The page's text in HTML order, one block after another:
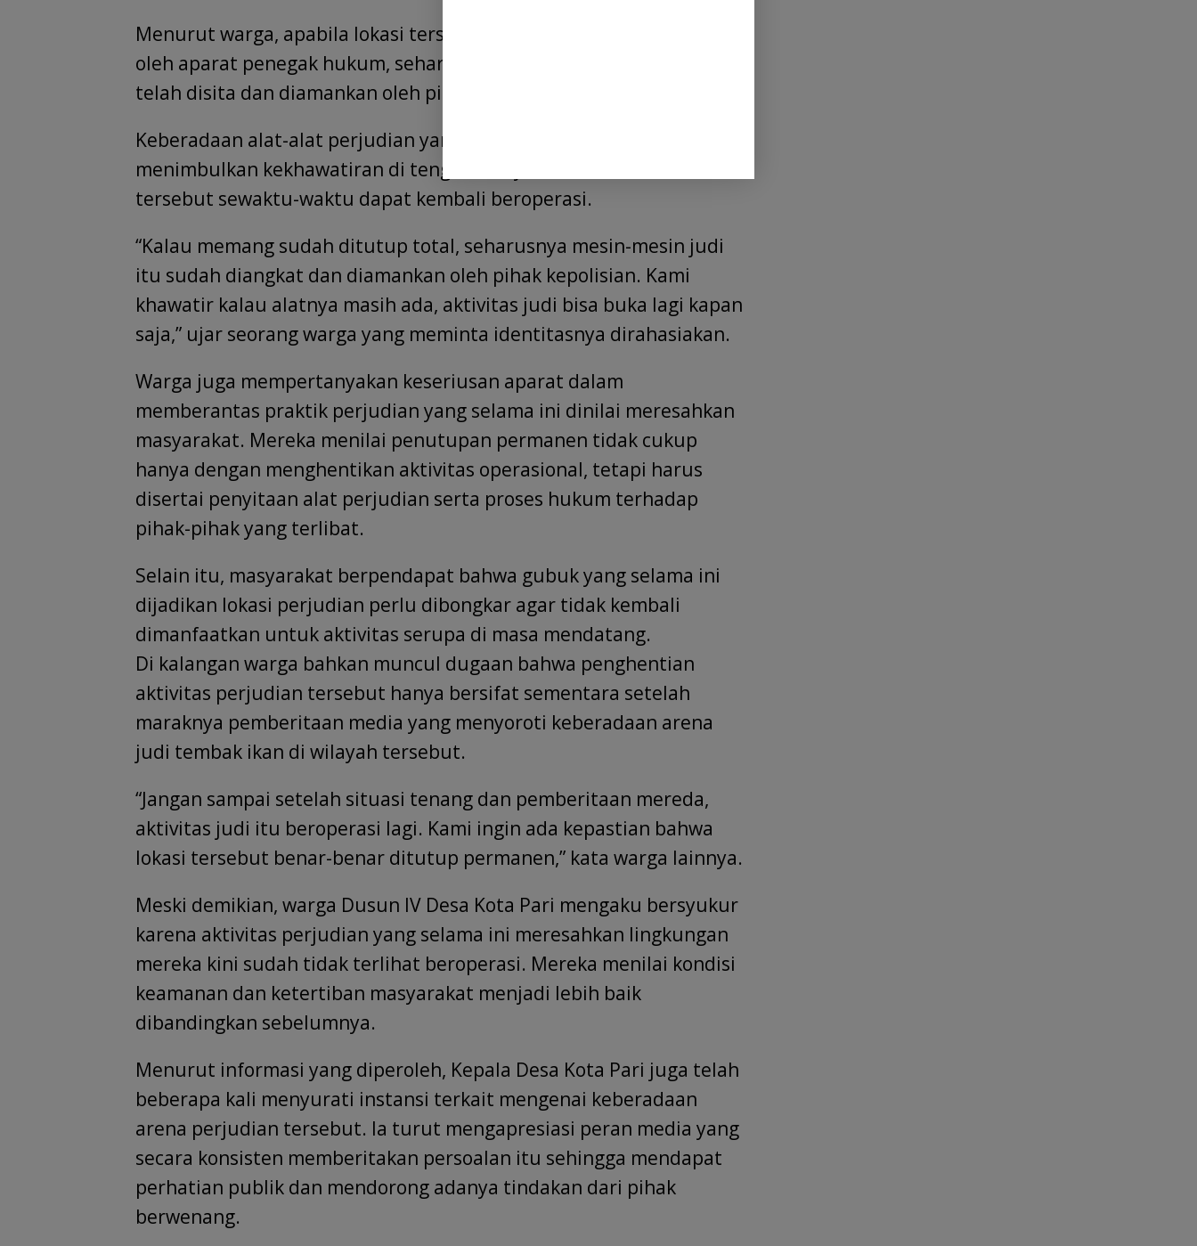
Menurut warga, apabila lokasi tersebut benar-benar telah ditutup
oleh aparat penegak hukum, seharusnya seluruh mesin perjudian
telah disita dan diamankan oleh pihak kepolisian.
Keberadaan alat-alat perjudian yang masih berada di lokasi
menimbulkan kekhawatiran di tengah masyarakat bahwa aktivitas
tersebut sewaktu-waktu dapat kembali beroperasi.
“Kalau memang sudah ditutup total, seharusnya mesin-mesin judi
itu sudah diangkat dan diamankan oleh pihak kepolisian. Kami
khawatir kalau alatnya masih ada, aktivitas judi bisa buka lagi kapan
saja,” ujar seorang warga yang meminta identitasnya dirahasiakan.
Warga juga mempertanyakan keseriusan aparat dalam
memberantas praktik perjudian yang selama ini dinilai meresahkan
masyarakat. Mereka menilai penutupan permanen tidak cukup
hanya dengan menghentikan aktivitas operasional, tetapi harus
disertai penyitaan alat perjudian serta proses hukum terhadap
pihak-pihak yang terlibat.
Selain itu, masyarakat berpendapat bahwa gubuk yang selama ini
dijadikan lokasi perjudian perlu dibongkar agar tidak kembali
dimanfaatkan untuk aktivitas serupa di masa mendatang.
Di kalangan warga bahkan muncul dugaan bahwa penghentian
aktivitas perjudian tersebut hanya bersifat sementara setelah
maraknya pemberitaan media yang menyoroti keberadaan arena
judi tembak ikan di wilayah tersebut.
“Jangan sampai setelah situasi tenang dan pemberitaan mereda,
aktivitas judi itu beroperasi lagi. Kami ingin ada kepastian bahwa
lokasi tersebut benar-benar ditutup permanen,” kata warga lainnya.
Meski demikian, warga Dusun IV Desa Kota Pari mengaku bersyukur
karena aktivitas perjudian yang selama ini meresahkan lingkungan
mereka kini sudah tidak terlihat beroperasi. Mereka menilai kondisi
keamanan dan ketertiban masyarakat menjadi lebih baik
dibandingkan sebelumnya.
Menurut informasi yang diperoleh, Kepala Desa Kota Pari juga telah
beberapa kali menyurati instansi terkait mengenai keberadaan
arena perjudian tersebut. Ia turut mengapresiasi peran media yang
secara konsisten memberitakan persoalan itu sehingga mendapat
perhatian publik dan mendorong adanya tindakan dari pihak
berwenang.